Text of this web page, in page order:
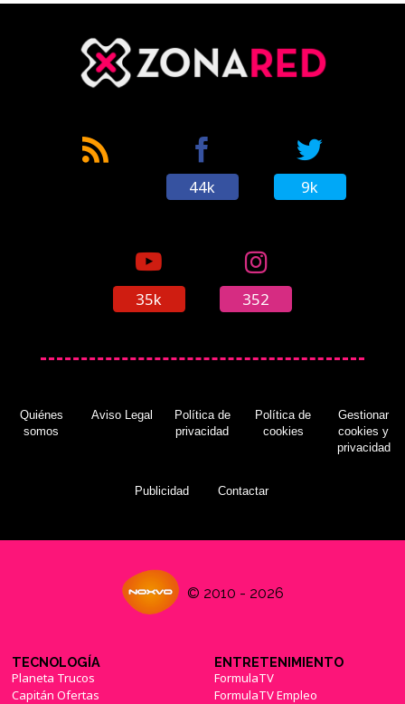
44k 9k
35k 352
Quiénes
somos
Aviso Legal
Política de
privacidad
Política de
cookies
Gestionar
cookies y
privacidad
Publicidad Contactar
© 2010 - 2026
TECNOLOGÍA
Planeta Trucos
Capitán Ofertas
ENTRETENIMIENTO
FormulaTV
FormulaTV Empleo